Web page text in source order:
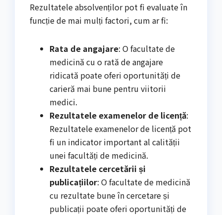
Rezultatele absolvenților pot fi evaluate în
funcție de mai mulți factori, cum ar fi:
Rata de angajare: O facultate de
medicină cu o rată de angajare
ridicată poate oferi oportunități de
carieră mai bune pentru viitorii
medici.
Rezultatele examenelor de licență:
Rezultatele examenelor de licență pot
fi un indicator important al calității
unei facultăți de medicină.
Rezultatele cercetării și
publicațiilor: O facultate de medicină
cu rezultate bune în cercetare și
publicații poate oferi oportunități de